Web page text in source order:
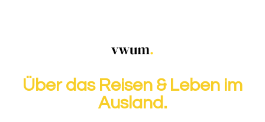
Über das Reisen & Leben im
Ausland.